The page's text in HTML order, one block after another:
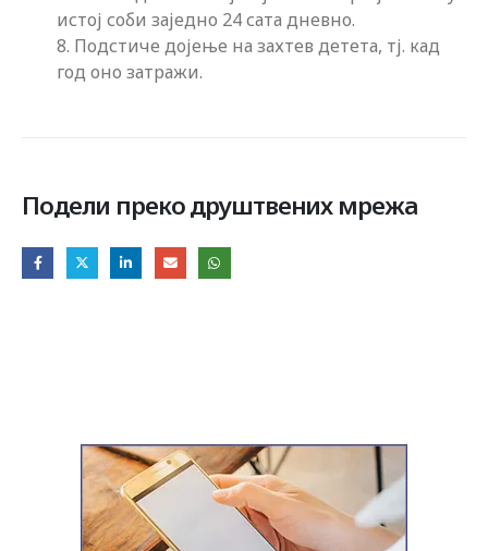
истој соби заједно 24 сата дневно.
8. Подстиче дојење на захтев детета, тј. кад
год оно затражи.
Подели преко друштвених мрежа